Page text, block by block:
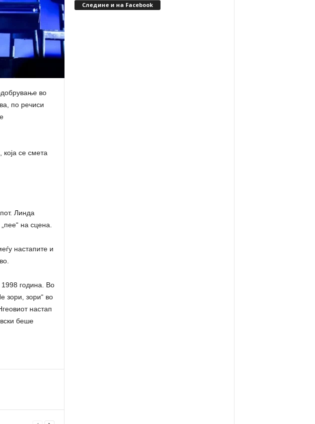
во
по речиси
која се смета
Линда
на сцена.
настапите и
година. Во
зори, зори“ во
настап
беше
Следине и на Facebook